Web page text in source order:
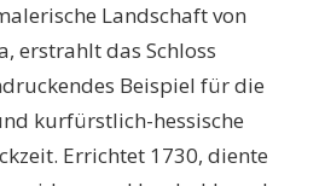
Landschaft von
erstrahlt das Schloss
Beispiel für die
kurfürstlich-hessische
Errichtet 1730, diente